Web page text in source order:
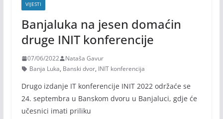
VIJESTI
Banjaluka na jesen domaćin
druge INIT konferencije
07/06/2022
Nataša Gavur
Banja Luka, Banski dvor, INIT konferencija
Drugo izdanje IT konferencije INIT 2022 održaće se
24. septembra u Banskom dvoru u Banjaluci, gdje će
učesnici imati priliku